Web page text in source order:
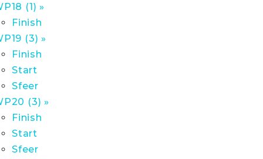
(1) »
Finish
(3) »
Finish
Start
Sfeer
(3) »
Finish
Start
Sfeer